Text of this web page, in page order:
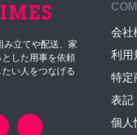
み立てや配送、家
した用事を依頼
い人をつなげる
会社
利用
特定
表記
個人